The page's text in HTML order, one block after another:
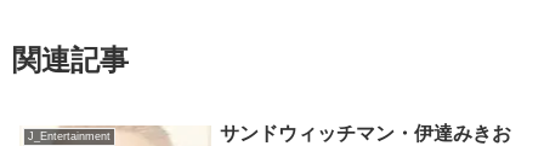
関連記事
J_Entertainment
サンドウィッチマン・伊達みきお